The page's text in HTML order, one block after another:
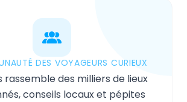
DES VOYAGEURS CURIEUX
rassemble des milliers de lieux
conseils locaux et pépites